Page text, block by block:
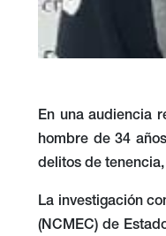
En una audiencia
hombre de 34
delitos de
La investigación
(NCMEC) de